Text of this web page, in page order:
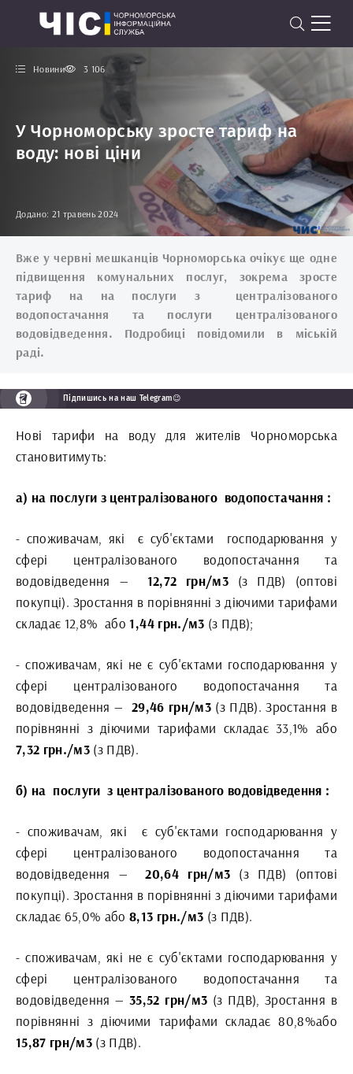
Новини 3 106
У Чорноморську зросте тариф на
воду: нові ціни
Додано: 21 травень 2024
Вже у червні мешканців Чорноморська очікує ще одне
підвищення комунальних послуг, зокрема зросте
тариф на на послуги з централізованого
водопостачання та послуги централізованого
водовідведення. Подробиці повідомили в міській
раді.
Підпишись на наш Telegram😉
Нові тарифи на воду для жителів Чорноморська
становитимуть:
а) на послуги з централізованого водопостачання :
- споживачам, які є суб'єктами
господарювання у
сфері централізованого водопостачання та
водовідведення —
12,72 грн/м3 (з ПДВ) (оптові
покупці). Зростання в порівнянні з діючими тарифами
складає 12,8% або1,44 грн./м3 (з ПДВ);
- споживачам, які не є суб'єктами господарювання у
сфері централізованого водопостачання та
водовідведення — 29,46 грн/м3 (з ПДВ). Зростання в
порівнянні з діючими тарифами складає 33,1% або
7,32 грн./м3 (з ПДВ).
б) на послуги з централізованого водовідведення :
- споживачам, які
є суб'єктами господарювання у
сфері централізованого водопостачання та
водовідведення —
20,64 грн/м3 (з ПДВ) (оптові
покупці). Зростання в порівнянні з діючими тарифами
складає 65,0% або8,13 грн./м3 (з ПДВ).
-споживачам, які не є суб'єктами господарювання у
сфері централізованого водопостачання та
водовідведення —35,52 грн/м3 (з ПДВ), Зростання в
порівнянні з діючими тарифами складає 80,8%або
15,87 грн/м3 (з ПДВ).